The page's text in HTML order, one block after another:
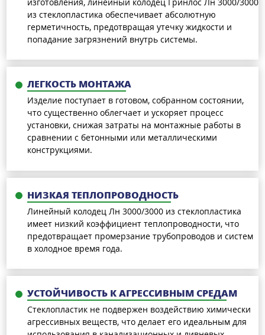
из стеклопластика обеспечивает абсолютную
герметичность, предотвращая утечку жидкости и
попадание загрязнений внутрь системы.
ЛЕГКОСТЬ МОНТАЖА
Изделие поступает в готовом, собранном состоянии,
что существенно облегчает и ускоряет процесс
установки, снижая затраты на монтажные работы в
сравнении с бетонными или металлическими
конструкциями.
НИЗКАЯ ТЕПЛОПРОВОДНОСТЬ
Линейный колодец Лн 3000/3000 из стеклопластика
имеет низкий коэффициент теплопроводности, что
предотвращает промерзание трубопроводов и систем
в холодное время года.
УСТОЙЧИВОСТЬ К АГРЕССИВНЫМ СРЕДАМ
Стеклопластик не подвержен воздействию химически
агрессивных веществ, что делает его идеальным для